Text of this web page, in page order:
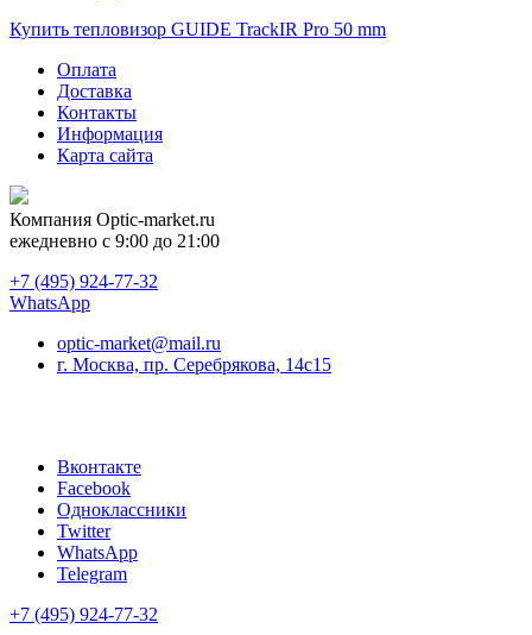
Купить тепловизор GUIDE TrackIR Pro 50 mm
Оплата
Доставка
Контакты
Информация
Карта сайта
Компания Optic-market.ru
ежедневно с 9:00 до 21:00
+7 (495) 924-77-32
WhatsApp
optic-market@mail.ru
г. Москва, пр. Серебрякова, 14с15
Вконтакте
Facebook
Одноклассники
Twitter
WhatsApp
Telegram
+7 (495) 924-77-32